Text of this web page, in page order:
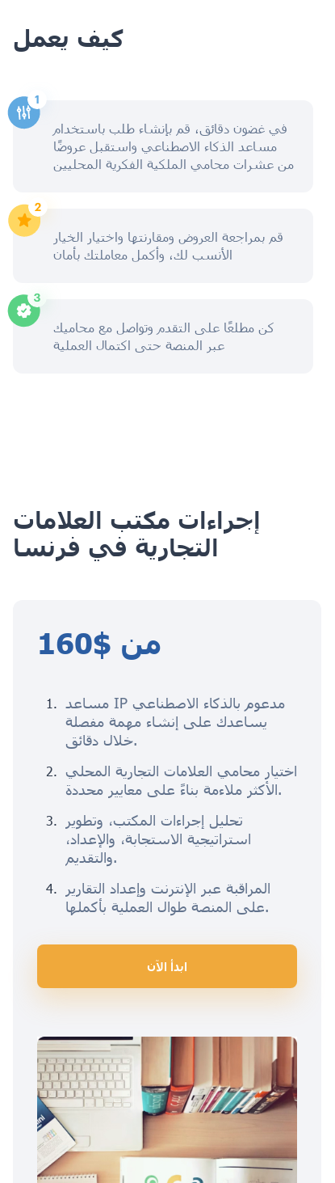
كيف يعمل
في غضون دقائق، قم بإنشاء طلب باستخدام
مساعد الذكاء الاصطناعي واستقبل عروضًا
من عشرات محامي الملكية الفكرية المحليين
قم بمراجعة العروض ومقارنتها واختيار الخيار
الأنسب لك، وأكمل معاملتك بأمان
كن مطلعًا على التقدم وتواصل مع محاميك
عبر المنصة حتى اكتمال العملية
إجراءات مكتب العلامات
التجارية في فرنسا
من $160
مساعد IP مدعوم بالذكاء الاصطناعي
يساعدك على إنشاء مهمة مفصلة
خلال دقائق.
اختيار محامي العلامات التجارية المحلي
الأكثر ملاءمة بناءً على معايير محددة.
تحليل إجراءات المكتب، وتطوير
استراتيجية الاستجابة، والإعداد،
والتقديم.
المراقبة عبر الإنترنت وإعداد التقارير
على المنصة طوال العملية بأكملها.
ابدأ الآن